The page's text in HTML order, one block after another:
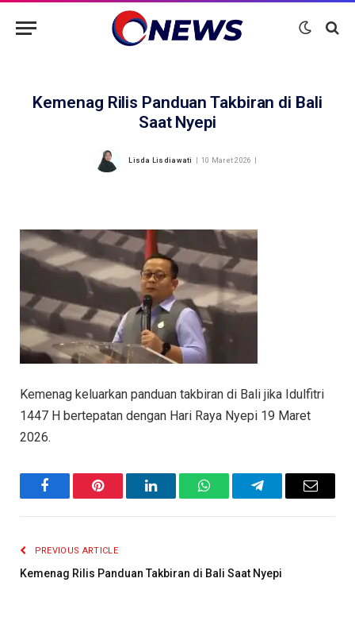
Kemenag Rilis Panduan Takbiran di Bali
Saat Nyepi
Lisda Lisdiawati 10 Maret 2026
Kemenag keluarkan panduan takbiran di Bali jika Idulfitri
1447 H bertepatan dengan Hari Raya Nyepi 19 Maret
2026.
FacebookPinterest LinkedInWhatsAppTelegramEmail
PREVIOUS ARTICLE
Kemenag Rilis Panduan Takbiran di Bali Saat Nyepi